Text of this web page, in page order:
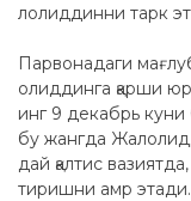
лолиддинни тарк
Парвонадаги
олиддинга қарши
инг 9 декабрь
бу жангда
дай қалтис
тиришни амр